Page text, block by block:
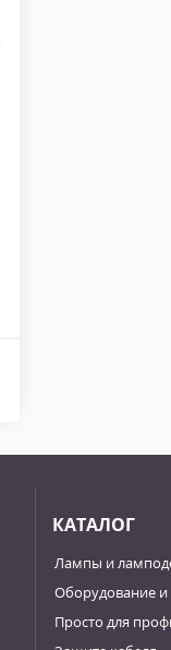
КАТАЛОГ
Лампы и
Оборудование и
Просто для